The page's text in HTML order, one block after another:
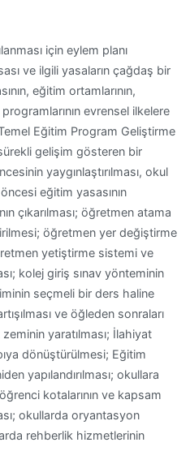
için eylem planı
ve ilgili yasaların çağdaş bir
eğitim ortamlarının,
evrensel ilkelere
Eğitim Program Geliştirme
gelişim gösteren bir
yaygınlaştırılması, okul
eğitim yasasının
çıkarılması; öğretmen atama
öğretmen yer değiştirme
yetiştirme sistemi ve
kolej giriş sınav yönteminin
seçmeli bir ders haline
ve öğleden sonraları
yaratılması; İlahiyat
dönüştürülmesi; Eğitim
yapılandırılması; okullara
kotalarının ve kapsam
okullarda oryantasyon
rehberlik hizmetlerinin